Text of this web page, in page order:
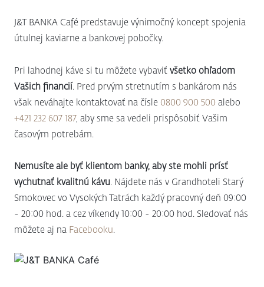
J&T BANKA Café predstavuje výnimočný koncept spojenia
útulnej kaviarne a bankovej pobočky.
Pri lahodnej káve si tu môžete vybaviť všetko ohľadom
Vašich financií. Pred prvým stretnutím s bankárom nás
však neváhajte kontaktovať na čísle 0800 900 500 alebo
+421 232 607 187, aby sme sa vedeli prispôsobiť Vašim
časovým potrebám.
Nemusíte ale byť klientom banky, aby ste mohli prísť
vychutnať kvalitnú kávu. Nájdete nás v Grandhoteli Starý
Smokovec vo Vysokých Tatrách každý pracovný deň 09:00
- 20:00 hod. a cez víkendy 10:00 - 20:00 hod. Sledovať nás
môžete aj na Facebooku.